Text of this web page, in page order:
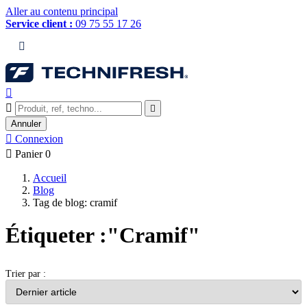
Aller au contenu principal
Service client : 09 75 55 17 26




Annuler
 Connexion
 Panier 0
Accueil
Blog
Tag de blog: cramif
Étiqueter :"Cramif"
Trier par :